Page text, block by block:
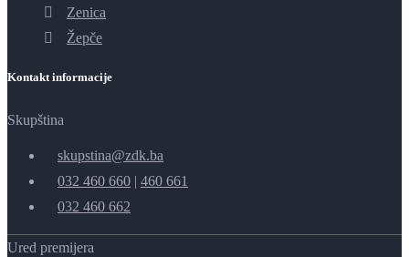
Zenica
Žepče
Kontakt informacije
Skupština
skupstina@zdk.ba
032 460 660 | 460 661
032 460 662
Ured premijera